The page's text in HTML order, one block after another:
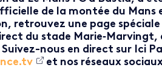
de la montée du Mans
retrouvez une page
du stade
Suivez-nous en direct sur Ici
et nos réseaux